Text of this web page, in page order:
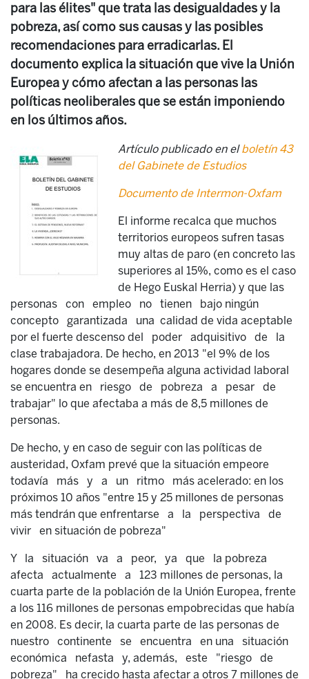
para las élites" que trata las desigualdades y la
pobreza, así como sus causas y las posibles
recomendaciones para erradicarlas. El
documento explica la situación que vive la Unión
Europea y cómo afectan a las personas las
políticas neoliberales que se están imponiendo
en los últimos años.
Artículo publicado en elboletín 43
del Gabinete de Estudios
Documento de Intermon-Oxfam
El informe recalca que muchos
territorios europeos sufren tasas
muy altas de paro (en concreto las
superiores al 15%, como es el caso
de Hego Euskal Herria) y que las
personas con empleo no tienen bajo ningún
concepto garantizada una calidad de vida aceptable
por el fuerte descenso del poder adquisitivo de la
clase trabajadora. De hecho, en 2013 "el 9% de los
hogares donde se desempeña alguna actividad laboral
se encuentra en riesgo de pobreza a pesar de
trabajar" lo que afectaba a más de 8,5 millones de
personas.
De hecho, y en caso de seguir con las políticas de
austeridad, Oxfam prevé que la situación empeore
todavía más y a un ritmo más acelerado: en los
próximos 10 años "entre 15 y 25 millones de personas
más tendrán que enfrentarse a la perspectiva de
vivir en situación de pobreza"
Y la situación va a peor, ya que la pobreza
afecta actualmente a 123 millones de personas, la
cuarta parte de la población de la Unión Europea, frente
a los 116 millones de personas empobrecidas que había
en 2008. Es decir, la cuarta parte de las personas de
nuestro continente se encuentra en una situación
económica nefasta y, además, este "riesgo de
pobreza" ha crecido hasta afectar a otros 7 millones de